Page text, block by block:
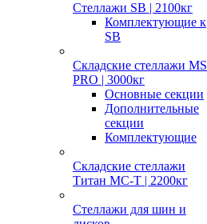
Стеллажи SB | 2100кг
Комплектующие к
SB
Складские стеллажи MS
PRO | 3000кг
Основные секции
Дополнительные
секции
Комплектующие
Складские стеллажи
Титан МС-Т | 2200кг
Стеллажи для шин и